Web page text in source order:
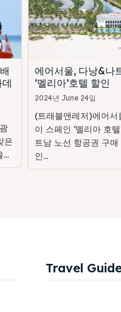
은
에어서울, 다낭&나
‘멜리아’호텔 할인
2024년 June 24일
(트래블앤레저)에어
이 스페인 ‘멜리아 호
트남 노선 항공권 구
인...
Travel